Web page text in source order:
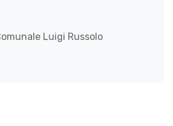
Luigi Russolo